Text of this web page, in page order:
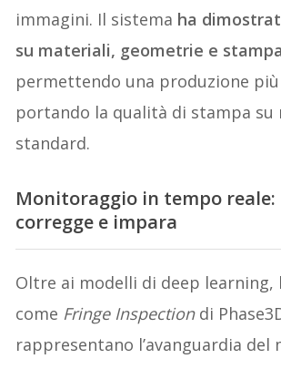
immagini. Il sistema ha
su materiali, geometrie e
permettendo una produzione
portando la qualità di stampa su
standard.
Monitoraggio in tempo reale:
corregge e impara
Oltre ai modelli di deep learning,
come Fringe Inspectiondi
rappresentano l’avanguardia